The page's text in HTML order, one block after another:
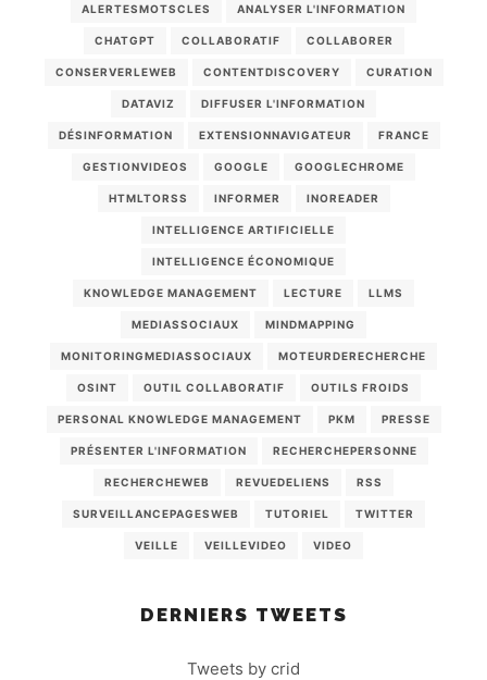
ALERTESMOTSCLES ANALYSER L'INFORMATION
CHATGPT COLLABORATIF COLLABORER
CONSERVERLEWEB CONTENTDISCOVERY CURATION
DATAVIZ DIFFUSER L'INFORMATION
DÉSINFORMATION EXTENSIONNAVIGATEUR FRANCE
GESTIONVIDEOS GOOGLE GOOGLECHROME
HTMLTORSS INFORMER INOREADER
INTELLIGENCE ARTIFICIELLE
INTELLIGENCE ÉCONOMIQUE
KNOWLEDGE MANAGEMENT LECTURE LLMS
MEDIASSOCIAUX MINDMAPPING
MONITORINGMEDIASSOCIAUX MOTEURDERECHERCHE
OSINT OUTIL COLLABORATIF OUTILS FROIDS
PERSONAL KNOWLEDGE MANAGEMENT PKM PRESSE
PRÉSENTER L'INFORMATION RECHERCHEPERSONNE
RECHERCHEWEB REVUEDELIENS RSS
SURVEILLANCEPAGESWEB TUTORIEL TWITTER
VEILLE VEILLEVIDEO VIDEO
DERNIERS TWEETS
Tweets by crid